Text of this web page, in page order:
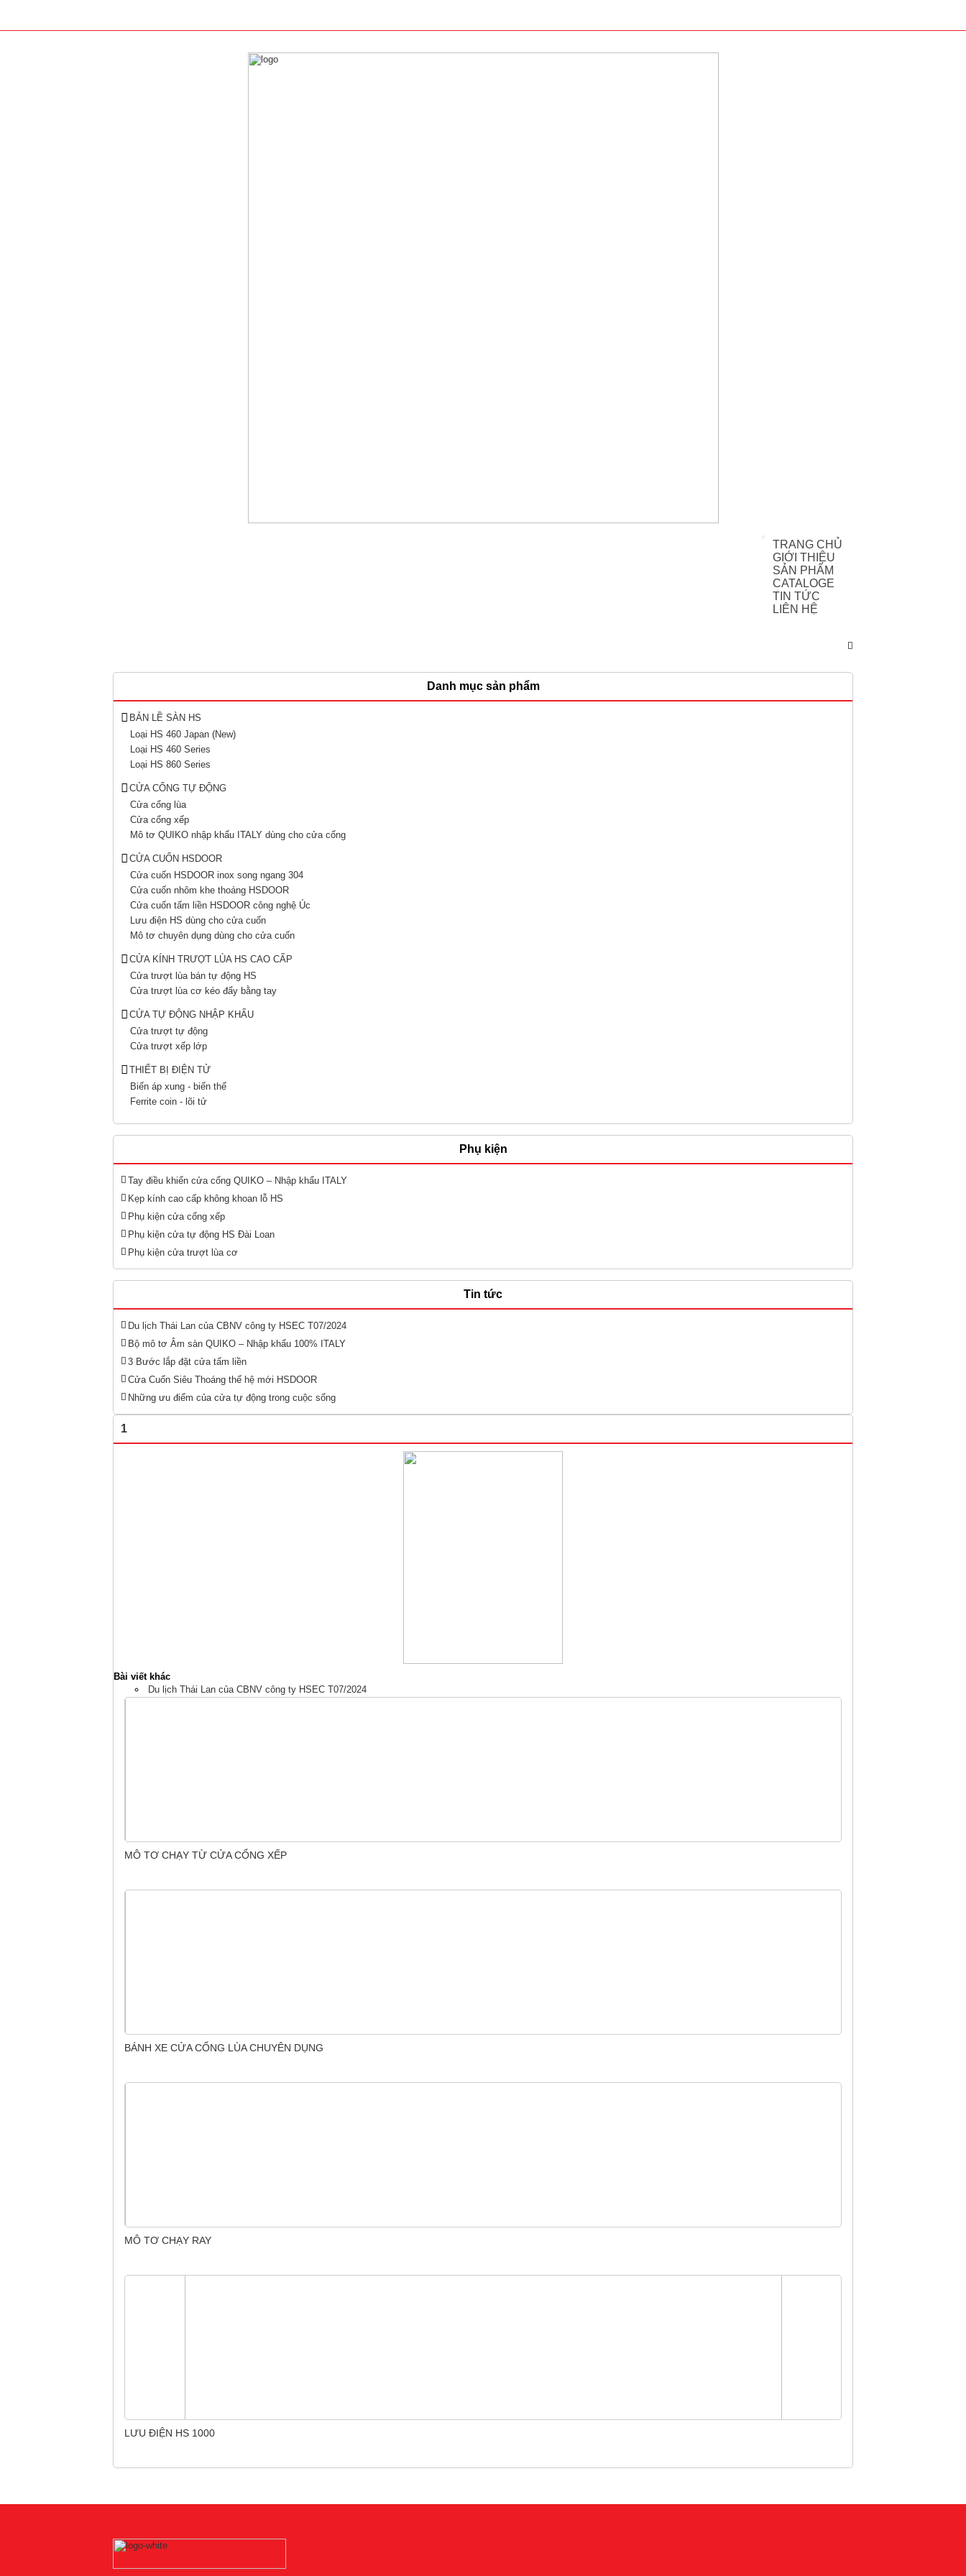
TRANG CHỦ
GIỚI THIỆU
SẢN PHẨM
CATALOGE
TIN TỨC
LIÊN HỆ
Danh mục sản phẩm
BẢN LỀ SÀN HS
Loại HS 460 Japan (New)
Loại HS 460 Series
Loại HS 860 Series
CỬA CỔNG TỰ ĐỘNG
Cửa cổng lùa
Cửa cổng xếp
Mô tơ QUIKO nhập khẩu ITALY dùng cho cửa cổng
CỬA CUỐN HSDOOR
Cửa cuốn HSDOOR inox song ngang 304
Cửa cuốn nhôm khe thoáng HSDOOR
Cửa cuốn tấm liền HSDOOR công nghệ Úc
Lưu điện HS dùng cho cửa cuốn
Mô tơ chuyên dụng dùng cho cửa cuốn
CỬA KÍNH TRƯỢT LÙA HS CAO CẤP
Cửa trượt lùa bán tự động HS
Cửa trượt lùa cơ kéo đẩy bằng tay
CỬA TỰ ĐỘNG NHẬP KHẨU
Cửa trượt tự động
Cửa trượt xếp lớp
THIẾT BỊ ĐIỆN TỬ
Biến áp xung - biến thế
Ferrite coin - lõi tử
Phụ kiện
Tay điều khiển cửa cổng QUIKO – Nhập khẩu ITALY
Kẹp kính cao cấp không khoan lỗ HS
Phụ kiện cửa cổng xếp
Phụ kiện cửa tự động HS Đài Loan
Phụ kiện cửa trượt lùa cơ
Tin tức
Du lịch Thái Lan của CBNV công ty HSEC T07/2024
Bộ mô tơ Âm sàn QUIKO – Nhập khẩu 100% ITALY
3 Bước lắp đặt cửa tấm liền
Cửa Cuốn Siêu Thoáng thế hệ mới HSDOOR
Những ưu điểm của cửa tự động trong cuộc sống
1
Bài viết khác
Du lịch Thái Lan của CBNV công ty HSEC T07/2024
MÔ TƠ CHẠY TỪ CỬA CỔNG XẾP
BÁNH XE CỬA CỔNG LÙA CHUYÊN DỤNG
MÔ TƠ CHẠY RAY
LƯU ĐIỆN HS 1000